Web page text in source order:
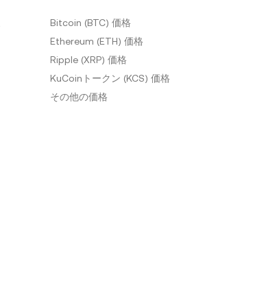
Bitcoin (BTC) 価格
Ethereum (ETH) 価格
Ripple (XRP) 価格
KuCoinトークン (KCS) 価格
その他の価格